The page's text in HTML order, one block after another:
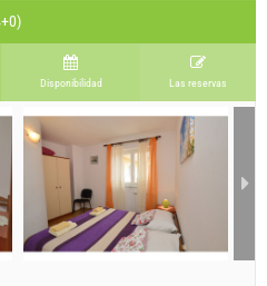
EUR
25 ago. 2026
5 sept. 2026
6 sept. 2026
21 sept. 2026
132.86 EUR
107.14 EUR
Cualquier día Cualquier día
fondo están reservadas
2026
J V S D
2
9
14 15
16
20 21 22
23
estrella (*) son obligatorios!
Disponibilidad Las reservas